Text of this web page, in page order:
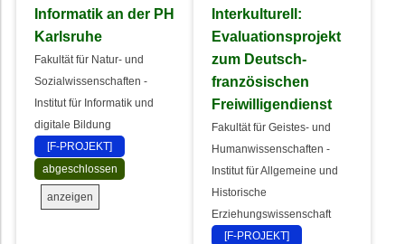
Informatik an der PH
Karlsruhe
Fakultät für Natur- und
Sozialwissenschaften -
Institut für Informatik und
digitale Bildung
[F-PROJEKT]
abgeschlossen
anzeigen
Interkulturell:
Evaluationsprojekt
zum Deutsch-
französischen
Freiwilligendienst
Fakultät für Geistes- und
Humanwissenschaften -
Institut für Allgemeine und
Historische
Erziehungswissenschaft
[F-PROJEKT]